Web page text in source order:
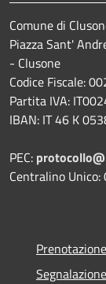
Comune di
Piazza Sant'
- Clusone
Codice Fiscale:
Partita IVA:
IBAN: IT 46 K
PEC:
Centralino